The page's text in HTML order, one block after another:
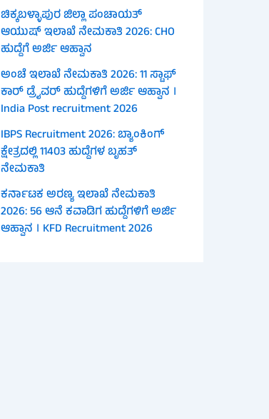
ಚಿಕ್ಕಬಳ್ಳಾಪುರ ಜಿಲ್ಲಾ ಪಂಚಾಯತ್
ಆಯುಷ್ ಇಲಾಖೆ ನೇಮಕಾತಿ 2026: CHO
ಹುದ್ದೆಗೆ ಅರ್ಜಿ ಆಹ್ವಾನ
ಅಂಚೆ ಇಲಾಖೆ ನೇಮಕಾತಿ 2026: 11 ಸ್ಟಾಫ್
ಕಾರ್ ಡ್ರೈವರ್ ಹುದ್ದೆಗಳಿಗೆ ಅರ್ಜಿ ಆಹ್ವಾನ ।
India Post recruitment 2026
IBPS Recruitment 2026: ಬ್ಯಾಂಕಿಂಗ್
ಕ್ಷೇತ್ರದಲ್ಲಿ 11403 ಹುದ್ದೆಗಳ ಬೃಹತ್
ನೇಮಕಾತಿ
ಕರ್ನಾಟಕ ಅರಣ್ಯ ಇಲಾಖೆ ನೇಮಕಾತಿ
2026: 56 ಆನೆ ಕವಾಡಿಗ ಹುದ್ದೆಗಳಿಗೆ ಅರ್ಜಿ
ಆಹ್ವಾನ । KFD Recruitment 2026